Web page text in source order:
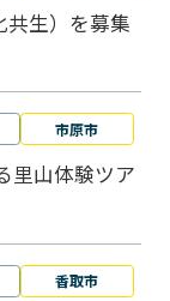
共生）を募集
市原市
里山体験ツア
香取市